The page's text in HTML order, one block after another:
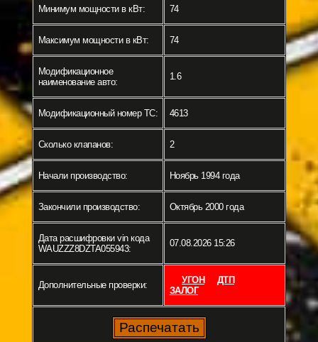
Минимум мощности в кВт: 74
Максимум мощности в кВт: 74
Модификационное
наименование авто:
1.6
Модификационный номер ТС: 4613
Сколько клапанов: 2
Начали производство: Ноябрь 1994 года
Закончили производство: Октябрь 2000 года
Дата расшифровки vin кода
WAUZZZ8DZTA055943:
07.08.2026 15:26
Дополнительные проверки: УГОН
ДТП
ЗАЛОГ